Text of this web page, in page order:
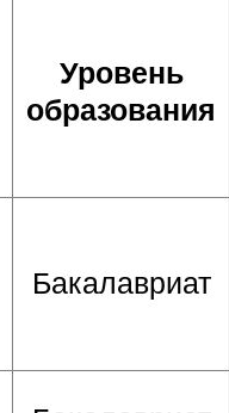
Уровень
образования
Бакалавриат